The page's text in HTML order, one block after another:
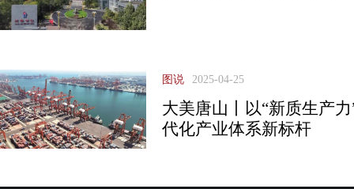
图说 2025-04-25
大美唐山丨以“新质生产
代化产业体系新标杆